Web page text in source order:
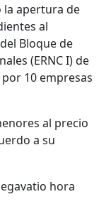
la apertura de
al
Bloque de
(ERNC I) de
10 empresas
al precio
a su
hora